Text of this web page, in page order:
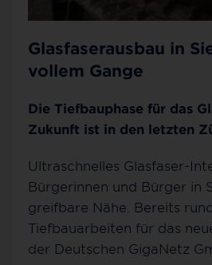
Glasfaserausbau in
vollem Gange
Die Tiefbauphase für das
Zukunft ist in den letzten
Ultraschnelles Glasfaser-
Bürgerinnen und Bürger in
greifbare Nähe. Bereits
Tiefbauarbeiten für das
der Deutschen GigaNetz